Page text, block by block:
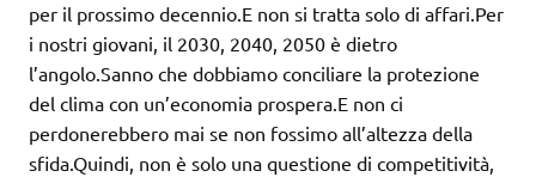
per il prossimo decennio.E non si tratta solo di affari.Per
i nostri giovani, il 2030, 2040, 2050 è dietro
l’angolo.Sanno che dobbiamo conciliare la protezione
del clima con un’economia prospera.E non ci
perdonerebbero mai se non fossimo all’altezza della
sfida.Quindi, non è solo una questione di competitività,